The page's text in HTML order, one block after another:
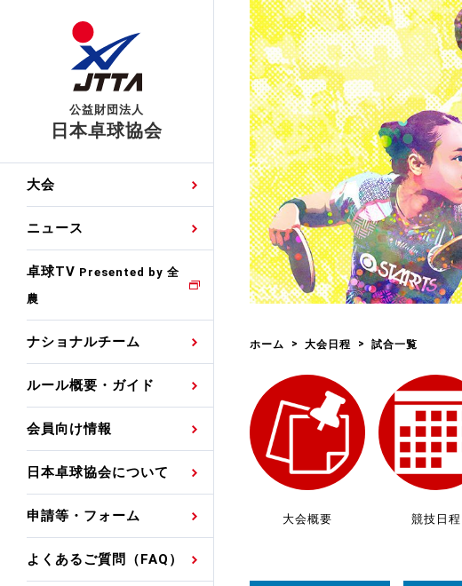
公益財団法人
日本卓球協会
大会 日程
公式記録
国内ランキング
ニュース
大会・試合
日本代表
特集
プレスリリース
競技者(パスウェイ)・審判
その他
卓球TV Presented by 全
農
ナショナルチーム
男子ナショナルチーム選
手・候補
女子ナショナルチーム選
手・候補
男子世界ランキング
女子世界ランキング
各種選考基準
強化スタッフ
ルール概要・ガイド
卓球の基本的なルール
競技規則
観戦ガイド
会員向け情報
協会会員登録
ゼッケンについて
競技者育成事業
公認資格者名簿
公認品一覧
公認メーカー一覧
指導者養成委員会
日本卓球協会について
卓球協会のミッション
会長あいさつ
役員委員
関連団体代表委員など
規程・お見舞い制度
ハンドブックデータ
申請等・フォーム
国際交流届申込みフォーム
国際大会自主参加申請
競技ウエア広告申請
審判員ネームプレート制作
申込
よくあるご質問（FAQ）
ホーム 大会日程 試合一覧
大会概要 競技日程